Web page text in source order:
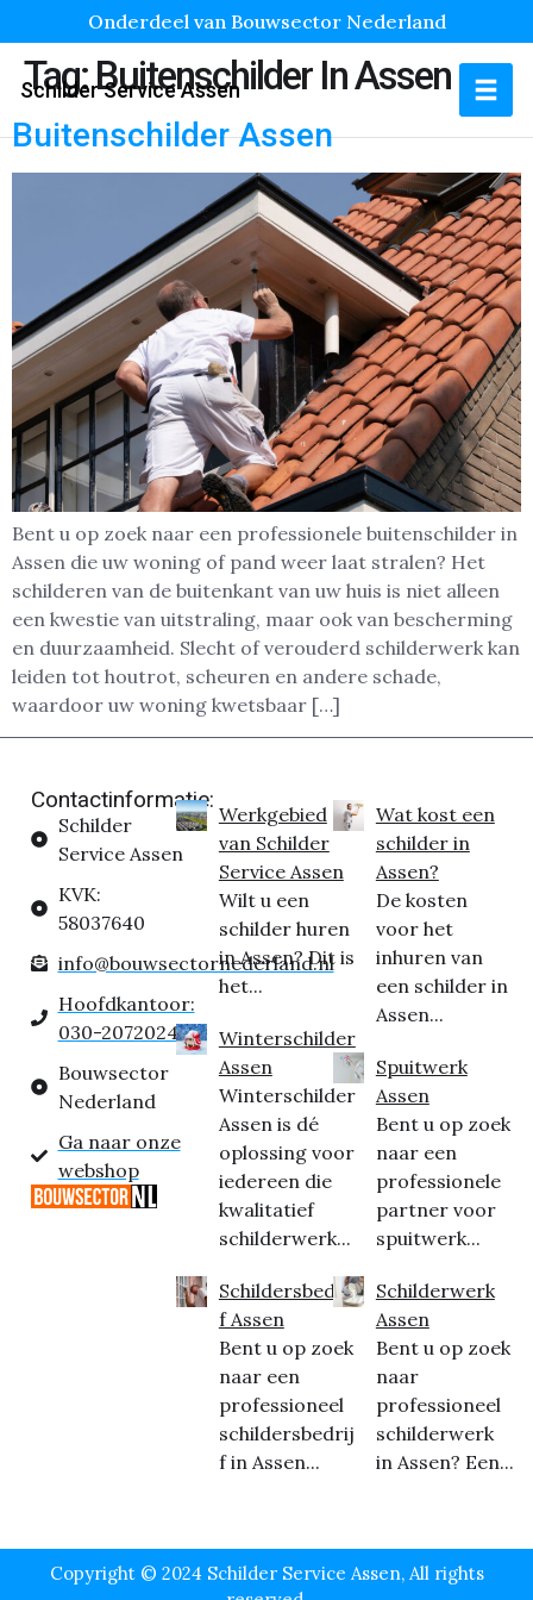
Onderdeel van Bouwsector Nederland
Schilder Service Assen
Tag:Buitenschilder In Assen
Buitenschilder Assen
Bent u op zoek naar een professionele buitenschilder in
Assen die uw woning of pand weer laat stralen? Het
schilderen van de buitenkant van uw huis is niet alleen
een kwestie van uitstraling, maar ook van bescherming
en duurzaamheid. Slecht of verouderd schilderwerk kan
leiden tot houtrot, scheuren en andere schade,
waardoor uw woning kwetsbaar […]
Contactinformatie:
Schilder
Service Assen
KVK:
58037640
info@bouwsectornederland.nl
Hoofdkantoor:
030-2072024
Bouwsector
Nederland
Ga naar onze
webshop
Werkgebied
van Schilder
Service Assen
Wilt u een
schilder huren
in Assen? Dit is
het...
Winterschilder
Assen
Winterschilder
Assen is dé
oplossing voor
iedereen die
kwalitatief
schilderwerk...
Schildersbedrij
f Assen
Bent u op zoek
naar een
professioneel
schildersbedrij
f in Assen...
Wat kost een
schilder in
Assen?
De kosten
voor het
inhuren van
een schilder in
Assen...
Spuitwerk
Assen
Bent u op zoek
naar een
professionele
partner voor
spuitwerk...
Schilderwerk
Assen
Bent u op zoek
naar
professioneel
schilderwerk
in Assen? Een...
Copyright © 2024 Schilder Service Assen, All rights